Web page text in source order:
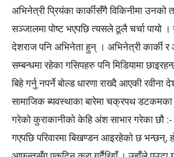
अभिनेत्री प्रियंका कार्कीसँगै विकिनीमा उनको
सञ्जालमा पोष्ट भएपछि त्यसले ठूलै चर्चा पायो
देशराज पनि अभिनेता हुन् । अभिनेत्री कार्की र
सम्बन्धमा रहेका गसिपहरु पनि मिडियामा
बिहे गर्नु नपर्ने बोल्ड धारणा राख्दै आएकी
सामाजिक ब्यवस्थाका बारेमा चक्रपथ
गरेको कुराकानीको केहि अंश साभार गरेका छौ
गएपछि परिवारमा बिखण्डन आइरहेको छ भन्छन्,